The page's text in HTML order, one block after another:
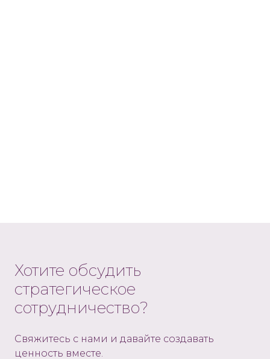
Хотите обсудить
стратегическое
сотрудничество?
Свяжитесь с нами и давайте создавать
ценность вместе.